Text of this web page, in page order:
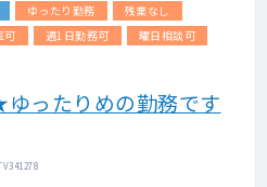
ゆったり勤務
残業なし
可 週1日勤務可
曜日相談可
ったりめの勤務です